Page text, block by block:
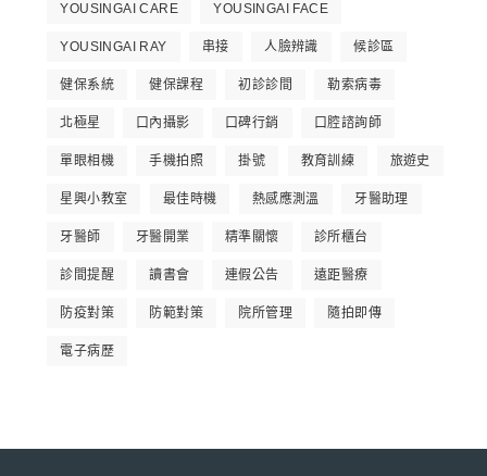
YOUSINGAI CARE YOUSINGAI FACE
YOUSINGAI RAY 串接 人臉辨識 候診區
健保系統 健保課程 初診診間 勒索病毒
北極星 口內攝影 口碑行銷 口腔諮詢師
單眼相機 手機拍照 掛號 教育訓練 旅遊史
星興小教室 最佳時機 熱感應測溫 牙醫助理
牙醫師 牙醫開業 精準關懷 診所櫃台
診間提醒 讀書會 連假公告 遠距醫療
防疫對策 防範對策 院所管理 隨拍即傳
電子病歷